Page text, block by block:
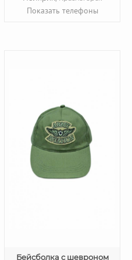
Показать телефоны
Бейсболка с шевроном